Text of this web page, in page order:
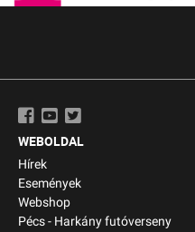
WEBOLDAL
Hírek
Események
Webshop
Pécs - Harkány futóverseny